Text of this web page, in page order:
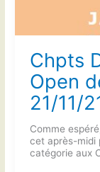
Chpts
Open
21/11/
Comme
cet après-midi
catégorie aux